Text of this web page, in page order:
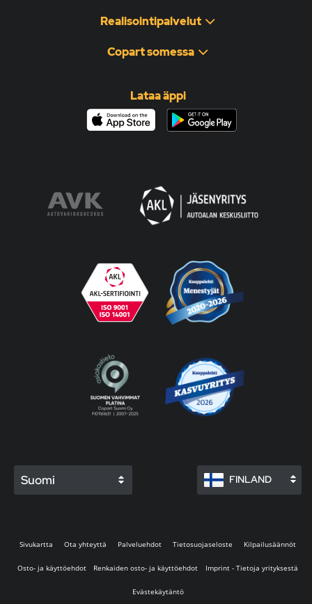
Realisointipalvelut
Copart somessa
Lataa äppi
Suomi FINLAND
Sivukartta Ota yhteyttä Palveluehdot Tietosuojaseloste Kilpailusäännöt
Osto- ja käyttöehdot Renkaiden osto- ja käyttöehdot Imprint - Tietoja yrityksestä
Evästekäytäntö